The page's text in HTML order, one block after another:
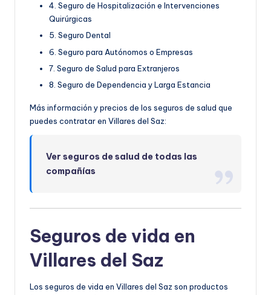
4. Seguro de Hospitalización e Intervenciones
Quirúrgicas
5. Seguro Dental
6. Seguro para Autónomos o Empresas
7. Seguro de Salud para Extranjeros
8. Seguro de Dependencia y Larga Estancia
Más información y precios de los seguros de salud que
puedes contratar en Villares del Saz:
Ver seguros de salud de todas las
compañías
Seguros de vida en
Villares del Saz
Los seguros de vida en Villares del Saz son productos